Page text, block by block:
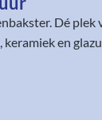
. Dé plek
en